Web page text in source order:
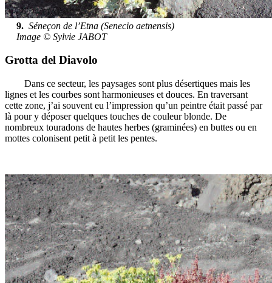
9.Séneçon de l’Etna (Senecio aetnensis)
Image © Sylvie JABOT
Grotta del Diavolo
Dans ce secteur, les paysages sont plus désertiques mais les
lignes et les courbes sont harmonieuses et douces. En traversant
cette zone, j’ai souvent eu l’impression qu’un peintre était passé par
là pour y déposer quelques touches de couleur blonde. De
nombreux touradons de hautes herbes (graminées) en buttes ou en
mottes colonisent petit à petit les pentes.